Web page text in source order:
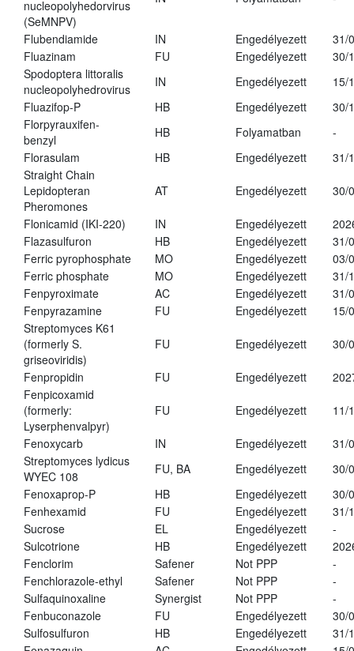
nucleopolyhedorvirus
(SeMNPV)
Flubendiamide IN Engedélyezett
31/
Fluazinam
FU Engedélyezett
30/
Spodoptera littoralis
nucleopolyhedrovirus
IN Engedélyezett
15/
Fluazifop-P
HB Engedélyezett
30/
Florpyrauxifen-
benzyl
HB Folyamatban
-
Florasulam
HB Engedélyezett
31/
Straight Chain
Lepidopteran
Pheromones
AT Engedélyezett 30/
Flonicamid (IKI-220) IN Engedélyezett
Flazasulfuron
HB Engedélyezett
31/
Ferric pyrophosphate
MO Engedélyezett
03/
Ferric phosphate
MO Engedélyezett
31/
Fenpyroximate
AC Engedélyezett
31/
Fenpyrazamine
FU Engedélyezett
15/
Streptomyces K61
(formerly S.
griseoviridis)
FU Engedélyezett 30/
Fenpropidin FU Engedélyezett
Fenpicoxamid
(formerly:
Lyserphenvalpyr)
FU Engedélyezett 11/
Fenoxycarb IN Engedélyezett
31/
Streptomyces lydicus
WYEC 108
FU, BA Engedélyezett
30/
Fenoxaprop-P
HB Engedélyezett
30/
Fenhexamid
FU Engedélyezett
31/
Sucrose
EL Engedélyezett
-
Sulcotrione
HB Engedélyezett
Fenclorim
Safener Not PPP
-
Fenchlorazole-ethyl
Safener Not PPP
-
Sulfaquinoxaline
Synergist Not PPP
-
Fenbuconazole
FU Engedélyezett
30/
Sulfosulfuron
HB Engedélyezett
31/